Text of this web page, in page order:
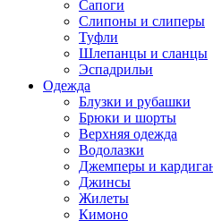
Сапоги
Слипоны и слиперы
Туфли
Шлепанцы и сланцы
Эспадрильи
Одежда
Блузки и рубашки
Брюки и шорты
Верхняя одежда
Водолазки
Джемперы и
Джинсы
Жилеты
Кимоно